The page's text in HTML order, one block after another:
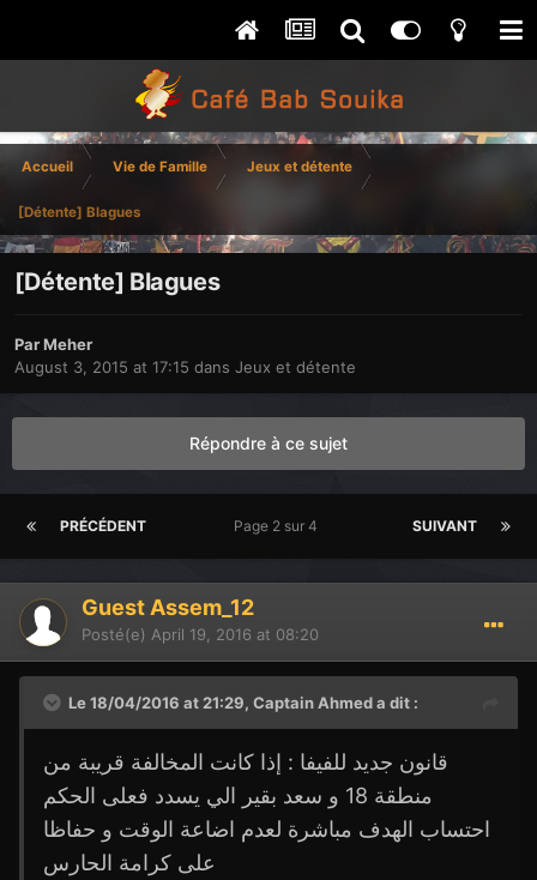
Accueil Vie de Famille Jeux et détente
[Détente] Blagues
[Détente] Blagues
ParMeher
August 3, 2015 at 17:15 dans Jeux et détente
Répondre à ce sujet
PRÉCÉDENT SUIVANT
Page 2 sur 4
Guest Assem_12
Posté(e) April 19, 2016 at 08:20
Le 18/04/2016 at 21:29, Captain Ahmeda dit :
قانون جديد للفيفا : إذا كانت المخالفة قريبة من
منطقة 18 و سعد بقير الي يسدد فعلى الحكم
احتساب الهدف مباشرة لعدم اضاعة الوقت و حفاظا